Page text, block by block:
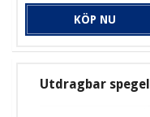
KÖP NU
Utdragbar spegel